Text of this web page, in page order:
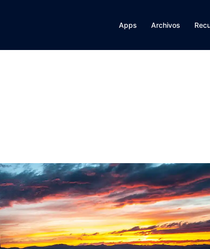
Apps Archivos